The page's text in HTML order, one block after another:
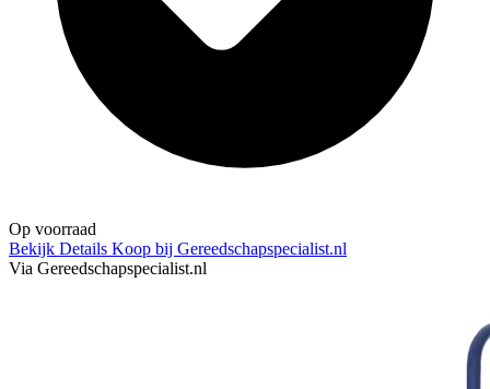
Op voorraad
Bekijk Details Koop bij Gereedschapspecialist.nl
Via Gereedschapspecialist.nl